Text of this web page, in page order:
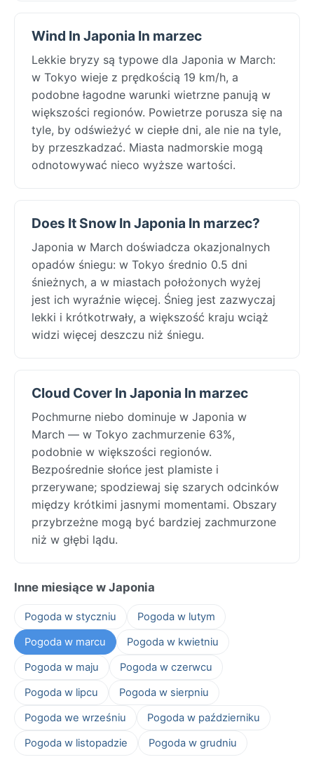
Wind In Japonia In marzec
Lekkie bryzy są typowe dla Japonia w March:
w Tokyo wieje z prędkością 19 km/h, a
podobne łagodne warunki wietrzne panują w
większości regionów. Powietrze porusza się na
tyle, by odświeżyć w ciepłe dni, ale nie na tyle,
by przeszkadzać. Miasta nadmorskie mogą
odnotowywać nieco wyższe wartości.
Does It Snow In Japonia In marzec?
Japonia w March doświadcza okazjonalnych
opadów śniegu: w Tokyo średnio 0.5 dni
śnieżnych, a w miastach położonych wyżej
jest ich wyraźnie więcej. Śnieg jest zazwyczaj
lekki i krótkotrwały, a większość kraju wciąż
widzi więcej deszczu niż śniegu.
Cloud Cover In Japonia In marzec
Pochmurne niebo dominuje w Japonia w
March — w Tokyo zachmurzenie 63%,
podobnie w większości regionów.
Bezpośrednie słońce jest plamiste i
przerywane; spodziewaj się szarych odcinków
między krótkimi jasnymi momentami. Obszary
przybrzeżne mogą być bardziej zachmurzone
niż w głębi lądu.
Inne miesiące w Japonia
Pogoda w styczniu
Pogoda w lutym
Pogoda w marcu
Pogoda w kwietniu
Pogoda w maju
Pogoda w czerwcu
Pogoda w lipcu
Pogoda w sierpniu
Pogoda we wrześniu
Pogoda w październiku
Pogoda w listopadzie
Pogoda w grudniu